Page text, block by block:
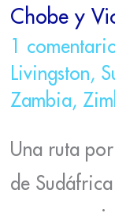
Chobe y
1
Livingston,
Zambia,
Una ruta
de